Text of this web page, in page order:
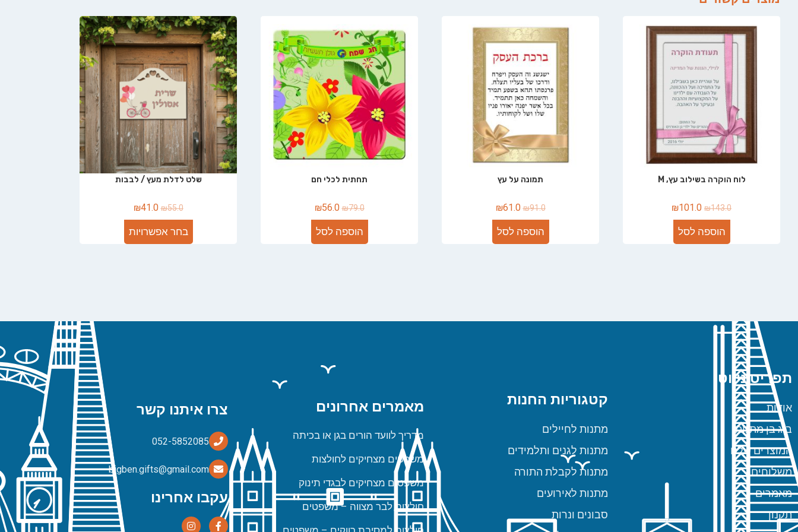
לוח הוקרה בשילוב עץ, M
₪143.0
₪101.0
הוספה לסל
תמונה על עץ
₪91.0
₪61.0
הוספה לסל
תחתית לכלי חם
₪79.0
₪56.0
הוספה לסל
שלט לדלת מעץ / לבבות
₪55.0
₪41.0
בחר אפשרויות
תפריט ניווט
אודות
ביג בן מתנות
המוצרים שלנו
משלוחים
מאמרים
תקנון
קטגוריות החנות
מתנות לחיילים
מתנות לגנים ותלמידים
מתנות לקבלת התורה
מתנות לאירועים
סבונים ונרות
מאמרים אחרונים
מדריך לוועד הורים בגן או בכיתה
משפטים מצחיקים לחולצות
משפטים מצחיקים לבגדי תינוק
חולצות לבר מצווה – משפטים
צרו איתנו קשר
bigben.gifts@gmail.com
עקבו אחרינו